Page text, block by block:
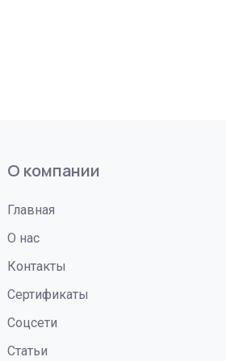
О компании
Главная
О нас
Контакты
Сертификаты
Соцсети
Статьи